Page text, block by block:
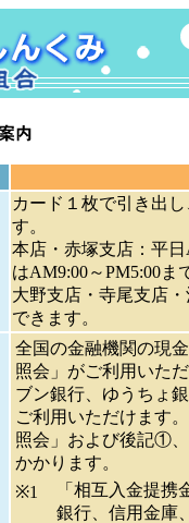
カード１枚で引き出
す。
本店・赤塚支店：平
はAM9:00～PM5:00ま
大野支店・寺尾支店
できます。
全国の金融機関の現
照会」がご利用いた
ブン銀行、ゆうちょ
ご利用いただけます
照会」および後記①
かかります。
※1
「相互入金提
銀行、信用金庫